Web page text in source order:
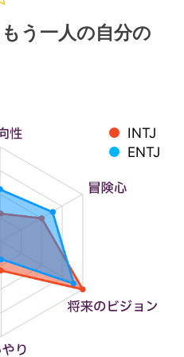
う一人の自分の
INTJ
ENTJ